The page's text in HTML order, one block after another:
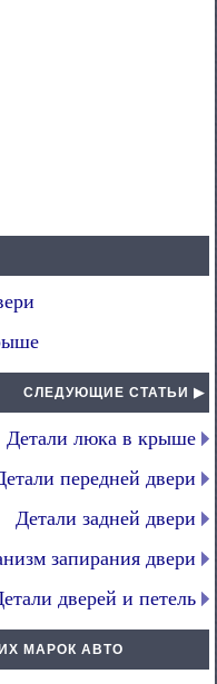
СЛЕДУЮЩИЕ СТАТЬИ ▶
Детали люка в крыше
передней двери
Детали задней двери
запирания двери
дверей и петель
МАРОК АВТО